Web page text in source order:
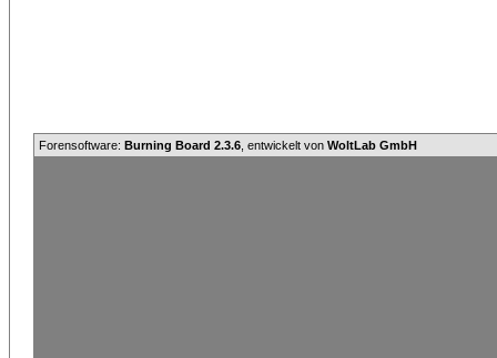
Forensoftware: Burning Board 2.3.6 , entwickelt von WoltLab GmbH